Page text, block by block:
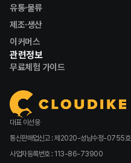
유통·물류
제조·생산
이커머스
관련정보
무료체험 가이드
대표 이선웅
통신판매업신고 : 제2020-성남수정-0755호
사업자등록번호 : 113-86-73900